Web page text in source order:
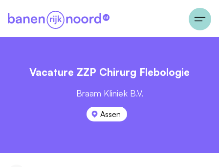
Vacature ZZP Chirurg Flebologie
Braam Kliniek B.V.
Assen